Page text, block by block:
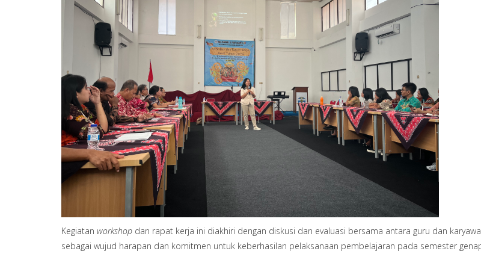
Kegiatan workshop dan rapat kerja ini diakhiri dengan diskusi dan evaluasi bersama antara guru dan
sebagai wujud harapan dan komitmen untuk keberhasilan pelaksanaan pembelajaran pada semester